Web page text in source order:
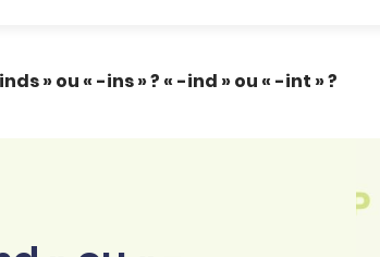
» ou « -ins » ? « -ind » ou « -int » ?